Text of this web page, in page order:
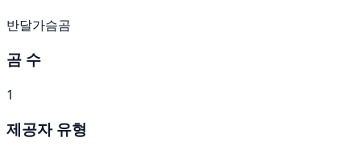
반달가슴곰
곰 수
1
제공자 유형